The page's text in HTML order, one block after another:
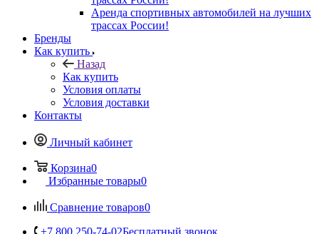
Аренда спортивных автомобилей на лучших
трассах России!
Бренды
Как купить
Назад
Как купить
Условия оплаты
Условия доставки
Контакты
Личный кабинет
Корзина0
Избранные товары0
Сравнение товаров0
+7 800 250-74-02Бесплатный звонок